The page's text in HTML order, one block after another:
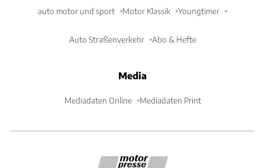
auto motor und sport Motor Klassik Youngtimer
Auto Straßenverkehr Abo & Hefte
Media
Mediadaten Online Mediadaten Print